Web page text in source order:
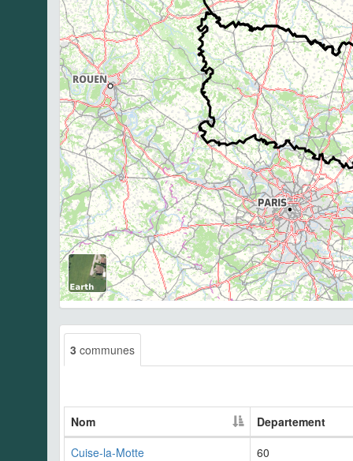
3 communes
Nom
Departement
Cuise-la-Motte
60